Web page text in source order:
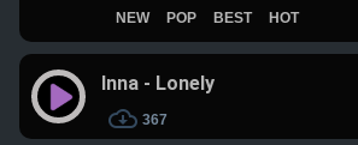
NEW
POP BEST HOT
Inna - Lonely
367